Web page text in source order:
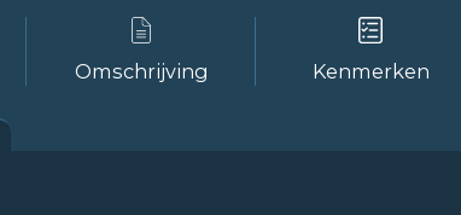
Omschrijving Kenmerken